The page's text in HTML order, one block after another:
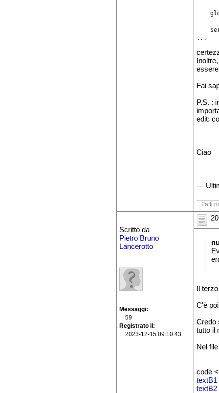
Fai
P.S. :
edit:
Ciao
---
Fatti
Scritto da
Pietro Bruno
Lancerotto
Messaggi
59
Registrato il
2023-12-15 09:10:43
Il
C'è
Credo
tutto il
Nel
code <
textB1
textB2